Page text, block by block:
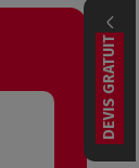
DEVIS GRATUIT